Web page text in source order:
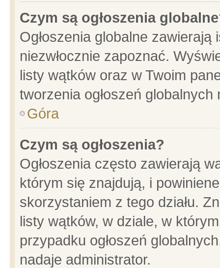
Czym są ogłoszenia
Ogłoszenia globalne
niezwłocznie zapoznać.
listy wątków oraz w Twoim
tworzenia ogłoszeń
Góra
Czym są ogłoszenia?
Ogłoszenia często zawierają
którym się znajdują, i
skorzystaniem z tego działu.
listy wątków, w dziale, w
przypadku ogłoszeń
nadaje administrator.